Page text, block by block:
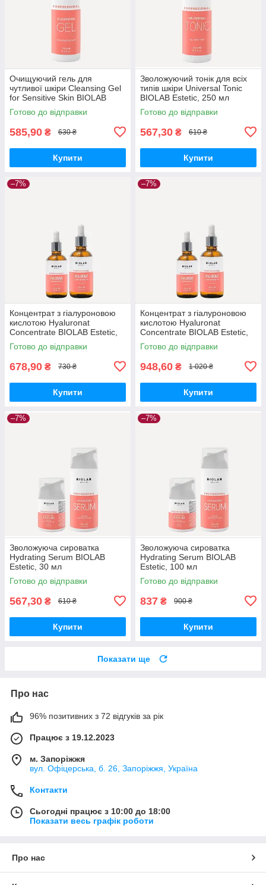
Очищуючий гель для
чутливої шкіри Cleansing Gel
for Sensitive Skin BIOLAB
Estetic, 250 мл
Готово до відправки
585,90 ₴ 630 ₴
Купити
Зволожуючий тонік для всіх
типів шкіри Universal Tonic
BIOLAB Estetic, 250 мл
Готово до відправки
567,30 ₴ 610 ₴
Купити
–7%
Концентрат з гіалуроновою
кислотою Hyaluronat
Concentrate BIOLAB Estetic,
30 мл
Готово до відправки
678,90 ₴ 730 ₴
Купити
–7%
Концентрат з гіалуроновою
кислотою Hyaluronat
Concentrate BIOLAB Estetic,
50 мл
Готово до відправки
948,60 ₴ 1 020 ₴
Купити
–7%
Зволожуюча сироватка
Hydrating Serum BIOLAB
Estetic, 30 мл
Готово до відправки
567,30 ₴ 610 ₴
Купити
–7%
Зволожуюча сироватка
Hydrating Serum BIOLAB
Estetic, 100 мл
Готово до відправки
837 ₴ 900 ₴
Купити
Показати ще
Про нас
96% позитивних з 72 відгуків за рік
Працює з 19.12.2023
м. Запоріжжя
вул. Офіцерська, б. 26, Запоріжжя, Україна
Контакти
Сьогодні працює з 10:00 до 18:00
Показати весь графік роботи
Про нас